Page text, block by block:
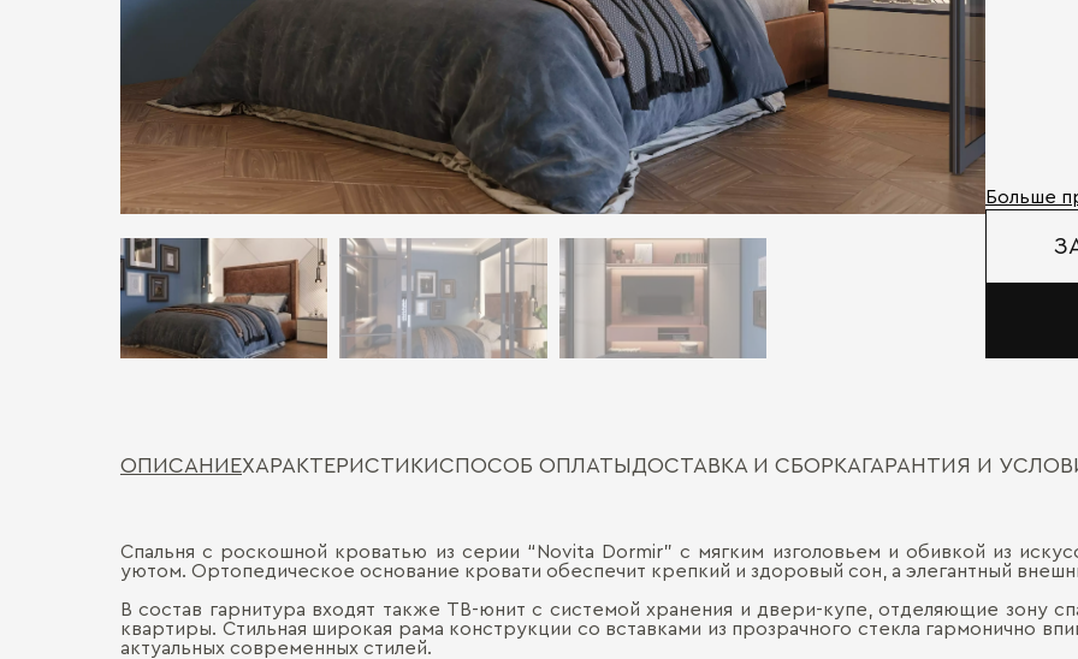
Больше
ОПИСАНИЕХАРАКТЕРИСТИКИСПОСОБ ОПЛАТЫДОСТАВКА И СБОРКАГАРАНТИЯ И
Спальня с роскошной кроватью из серии “Novita Dormir” с мягким изголовьем и обивкой из
уютом. Ортопедическое основание кровати обеспечит крепкий и здоровый сон, а элегантный
В состав гарнитура входят также ТВ-юнит с системой хранения и двери-купе, отделяющие зону
квартиры. Стильная широкая рама конструкции со вставками из прозрачного стекла гармонично
актуальных современных стилей.